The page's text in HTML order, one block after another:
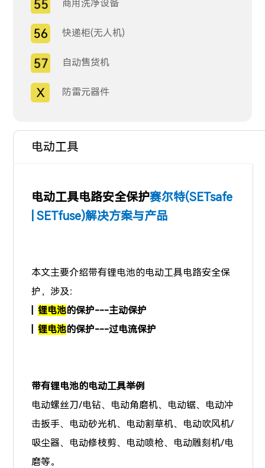
商用洗净设备
快递柜(无人机)
自动售货机
防雷元器件
电动工具
电动工具电路安全保护赛尔特(SETsafe
| SETfuse)解决方案与产品
本文主要介绍带有锂电池的电动工具电路安全保
护，涉及：
|锂电池的保护---主动保护
|锂电池的保护---过电流保护
带有锂电池的电动工具举例
电动螺丝刀/电钻、电动角磨机、电动锯、电动冲
击扳手、电动砂光机、电动割草机、电动吹风机/
吸尘器、电动修枝剪、电动喷枪、电动雕刻机/电
磨等。